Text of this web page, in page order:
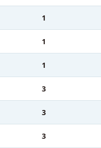
1
1
1
3
3
3